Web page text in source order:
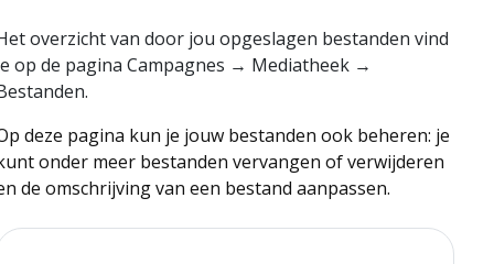
Automation
overzicht van door jou opgeslagen bestanden vind
op de pagina Campagnes → Mediatheek →
deze pagina kun je jouw bestanden ook beheren: je
onder meer bestanden vervangen of verwijderen
de omschrijving van een bestand aanpassen.